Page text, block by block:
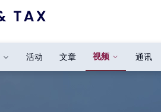
活动 文章 视频 通讯